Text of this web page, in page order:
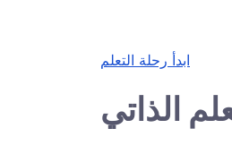
ابدأ رحلة التعلم
الذاتي